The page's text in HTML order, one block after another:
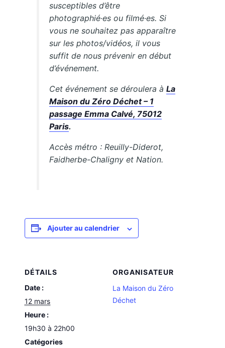
susceptibles d’être
photographié·es ou filmé·es. Si
vous ne souhaitez pas apparaître
sur les photos/vidéos, il vous
suffit de nous prévenir en début
d’événement.
Cet événement se déroulera àLa
Maison du Zéro Déchet – 1
passage Emma Calvé, 75012
Paris.
Accès métro : Reuilly-Diderot,
Faidherbe-Chaligny et Nation.
Ajouter au calendrier
DÉTAILS
Date :
12 mars
Heure :
19h30 à 22h00
Catégories
ORGANISATEUR
La Maison du Zéro
Déchet